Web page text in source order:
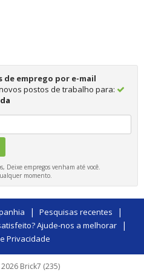
de emprego por e-mail
postos de trabalho para:
Deixe empregos venham até você.
momento.
| Pesquisas recentes |
Ajude-nos a melhorar |
Privacidade
Brick7 (235)